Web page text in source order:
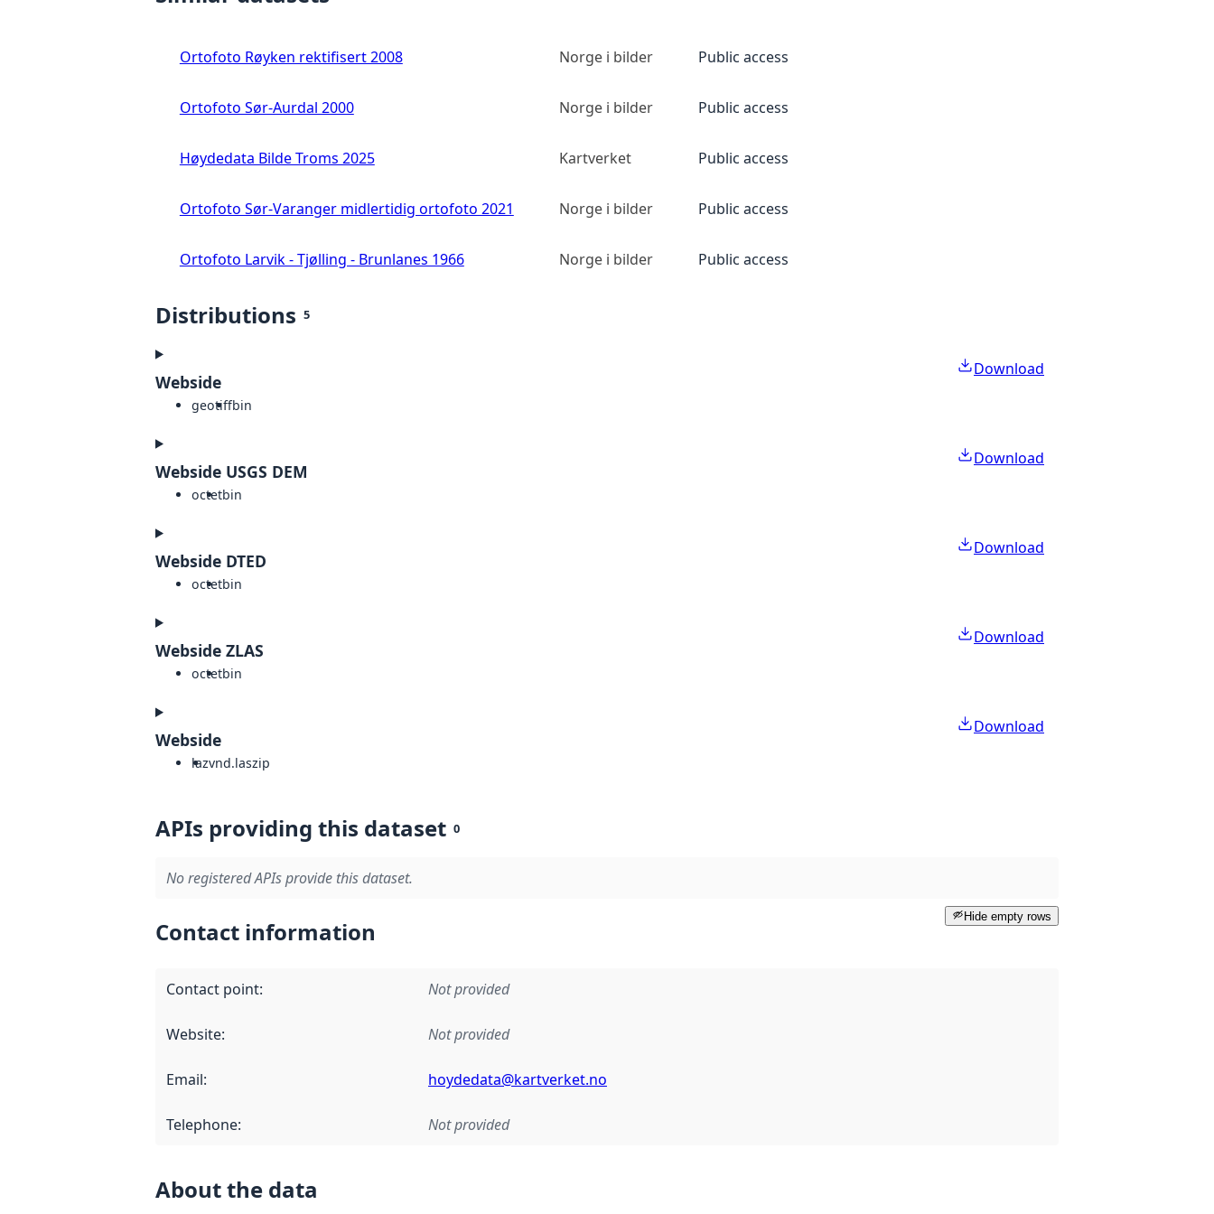
Ortofoto Røyken rektifisert 2008 Norge i bilder Public access
Ortofoto Sør-Aurdal 2000 Norge i bilder Public access
Høydedata Bilde Troms 2025 Kartverket Public access
Ortofoto Sør-Varanger midlertidig ortofoto 2021 Norge i bilder Public access
Ortofoto Larvik - Tjølling - Brunlanes 1966 Norge i bilder Public access
Distributions 5
Webside
geotiffbin
Download
Webside USGS DEM
octetbin
Download
Webside DTED
octetbin
Download
Webside ZLAS
octetbin
Download
Webside
lazvnd.laszip
Download
APIs providing this dataset 0
No registered APIs provide this dataset.
Hide empty rows
Contact information
Contact point: Not provided
Website: Not provided
Email: hoydedata@kartverket.no
Telephone: Not provided
About the data